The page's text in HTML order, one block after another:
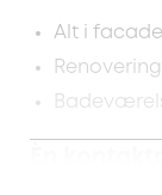
Alt i